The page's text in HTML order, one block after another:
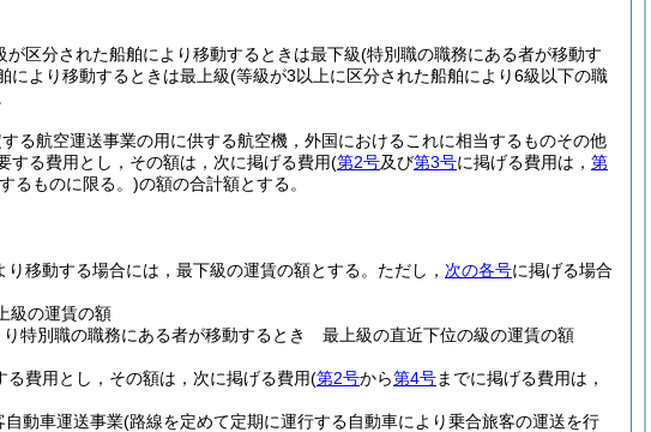
区分された船舶により移動するときは最下級(特別職の職務にある者が移動す
により移動するときは最上級(等級が3以上に区分された船舶により6級以下の職
る航空運送事業の用に供する航空機，外国におけるこれに相当するものその他
する費用とし，その額は，次に掲げる費用(第2号及び第3号に掲げる費用は， 第
るものに限る。)の額の合計額とする。
移動する場合には，最下級の運賃の額とする。 ただし， 次の各号に掲げる場合
級の運賃の額
特別職の職務にある者が移動するとき 最上級の直近下位の級の運賃の額
費用とし，その額は，次に掲げる費用(第2号から第4号までに掲げる費用は，
自動車運送事業(路線を定めて定期に運行する自動車により乗合旅客の運送を行